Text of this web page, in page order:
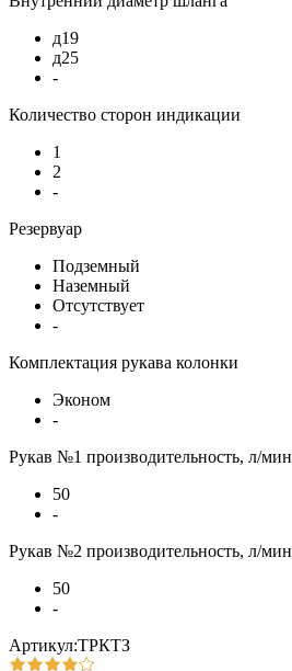
д19
д25
-
Количество сторон индикации
1
2
-
Резервуар
Подземный
Наземный
Отсутствует
-
Комплектация рукава колонки
Эконом
-
Рукав №1 производительность, л/мин
50
-
Рукав №2 производительность, л/мин
50
-
Артикул:ТРКТЗ